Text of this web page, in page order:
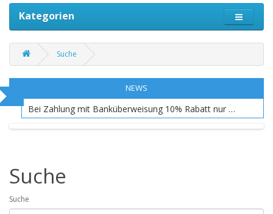
Kategorien
Suche
NEWS
Bei Zahlung mit Banküberweisung 10% Rabatt nur EU Raum
Suche
Suche